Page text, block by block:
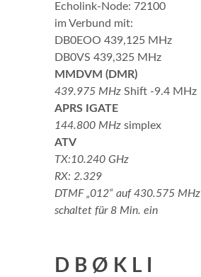
Echolink-Node: 72100
im Verbund mit:
DB0EOO 439,125 MHz
DB0VS 439,325 MHz
MMDVM (DMR)
439.975 MHz Shift -9.4 MHz
APRS IGATE
144.800 MHz simplex
ATV
TX:10.240 GHz
RX: 2.329
DTMF „012“ auf 430.575 MHz
schaltet für 8 Min. ein
D B Ø K L I